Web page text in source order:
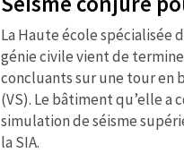
La Haute école spécialisée
génie civile vient de
concluants sur une tour en
(VS). Le bâtiment qu’elle a
simulation de séisme
la SIA.